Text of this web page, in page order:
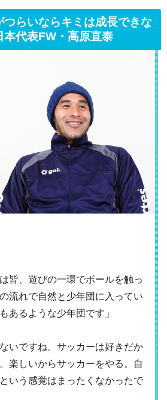
つらいならキミは成長できな
本代表FW・高原直泰
皆、遊びの一環でボールを触っ
流れで自然と少年団に入ってい
あるような少年団です」
いですね。サッカーは好きだか
楽しいからサッカーをやる。自
いう感覚はまったくなかったで